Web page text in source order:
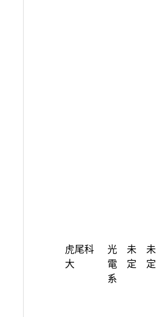
虎尾科
大
光
電
系
未
定
未
定